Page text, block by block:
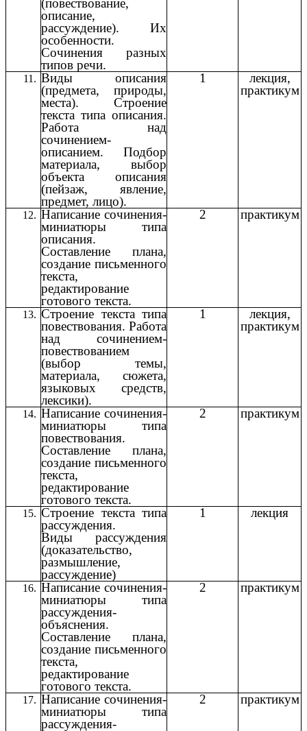
(повествование,
описание,
рассуждение). Их
особенности.
Сочинения разных
типов речи.
Виды описания
(предмета, природы,
места). Строение
текста типа описания.
Работа над
сочинением-
описанием. Подбор
материала, выбор
объекта описания
(пейзаж, явление,
предмет, лицо).
1
лекция,
практикум
Написание сочинения-
миниатюры типа
описания.
Составление плана,
создание письменного
текста,
редактирование
готового текста.
2 практикум
Строение текста типа
повествования. Работа
над сочинением-
повествованием
(выбор темы,
материала, сюжета,
языковых средств,
лексики).
1
лекция,
практикум
Написание сочинения-
миниатюры типа
повествования.
Составление плана,
создание письменного
текста,
редактирование
готового текста.
2 практикум
Строение текста типа
рассуждения.
Виды рассуждения
(доказательство,
размышление,
рассуждение)
1 лекция
Написание сочинения-
миниатюры типа
рассуждения-
объяснения.
Составление плана,
создание письменного
текста,
редактирование
готового текста.
2 практикум
Написание сочинения-
миниатюры типа
рассуждения-
2 практикум